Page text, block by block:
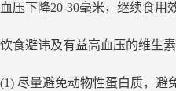
血压下降20-30毫米，继续食用
饮食避讳及有益高血压的维生
(1) 尽量避免动物性蛋白质，避